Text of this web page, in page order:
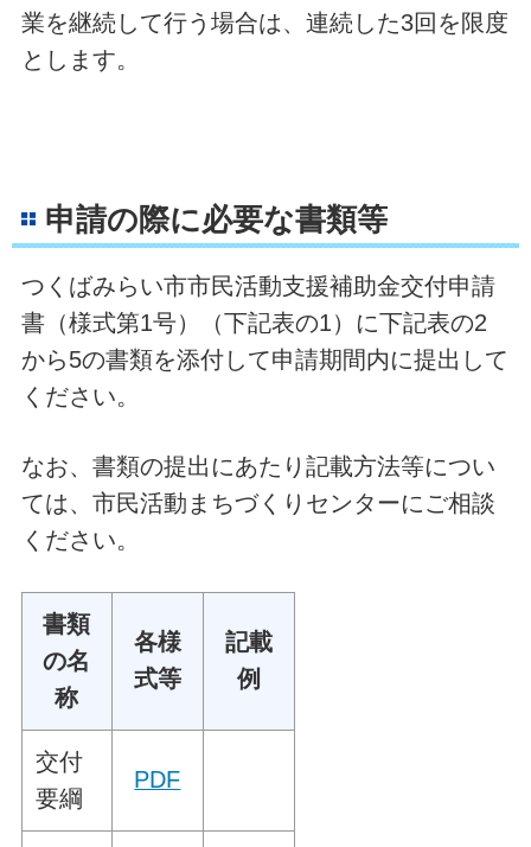
業を継続して行う場合は、連続した3回を限度
とします。
申請の際に必要な書類等
つくばみらい市市民活動支援補助金交付申請
書（様式第1号）（下記表の1）に下記表の2
から5の書類を添付して申請期間内に提出して
ください。
なお、書類の提出にあたり記載方法等につい
ては、市民活動まちづくりセンターにご相談
ください。
書類
の名
称
各様
式等
記載
例
交付
要綱
PDF